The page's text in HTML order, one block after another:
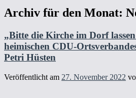
Archiv für den Monat:
„Bitte die Kirche im Dorf
heimischen CDU-
Petri Hüsten
Veröffentlicht am 27. November 2022